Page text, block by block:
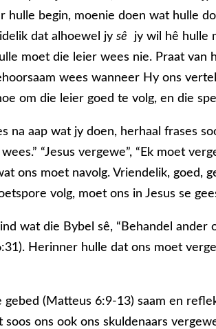
hulle begin, moenie doen wat hulle
dat alhoewel jysê jy wil hê hulle
moet die leier wees nie. Praat van
wees wanneer Hy ons
om die leier goed te volg, en die
na aap wat jy doen, herhaal frases
“Jesus vergewe”, “Ek moet
ons moet navolg. Vriendelik, goed,
volg, moet ons in Jesus se
wat die Bybel sê, “Behandel ander
Herinner hulle dat ons moet
gebed (Matteus 6:9-13) saam en
soos ons ook ons skuldenaars